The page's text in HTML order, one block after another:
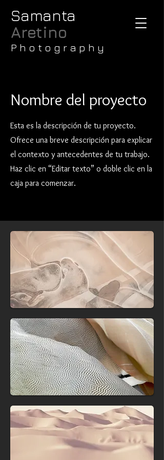
Samanta
Aretino
P h o t o g r a p h y
Nombre del proyecto
Esta es la descripción de tu proyecto.
Ofrece una breve descripción para explicar
el contexto y antecedentes de tu trabajo.
Haz clic en “Editar texto” o doble clic en la
caja para comenzar.